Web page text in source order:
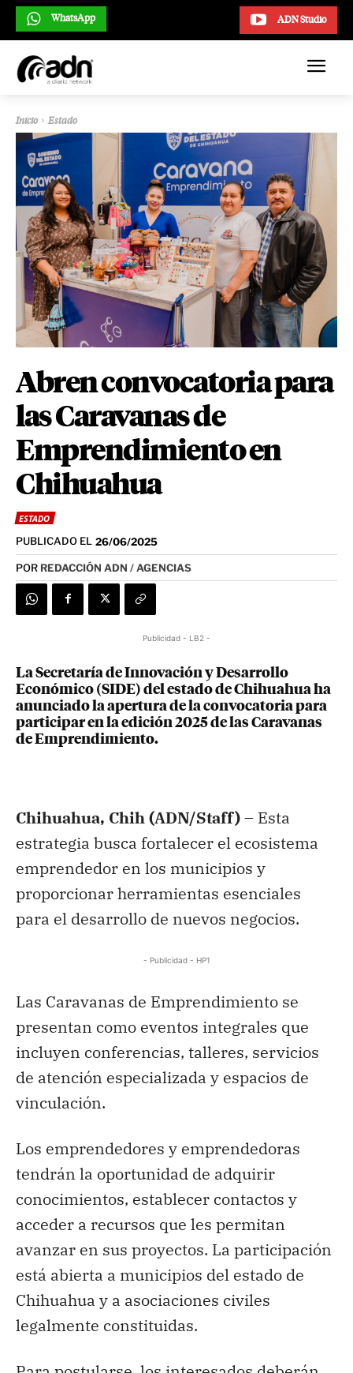
ADN Studio
WhatsApp
Inicio Estado
Abren convocatoria para
las Caravanas de
Emprendimiento en
Chihuahua
ESTADO
PUBLICADO EL 26/06/2025
POR REDACCIÓN ADN / AGENCIAS
Publicidad - LB2 -
La Secretaría de Innovación y Desarrollo
Económico (SIDE) del estado de Chihuahua ha
anunciado la apertura de la convocatoria para
participar en la edición 2025 de las Caravanas
de Emprendimiento.
Chihuahua, Chih (ADN/Staff) – Esta
estrategia busca fortalecer el ecosistema
emprendedor en los municipios y
proporcionar herramientas esenciales
para el desarrollo de nuevos negocios.
- Publicidad - HP1
Las Caravanas de Emprendimiento se
presentan como eventos integrales que
incluyen conferencias, talleres, servicios
de atención especializada y espacios de
vinculación.
Los emprendedores y emprendedoras
tendrán la oportunidad de adquirir
conocimientos, establecer contactos y
acceder a recursos que les permitan
avanzar en sus proyectos. La participación
está abierta a municipios del estado de
Chihuahua y a asociaciones civiles
legalmente constituidas.